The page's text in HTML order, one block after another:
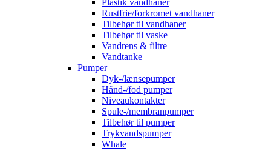
Plastik vandhaner
Rustfrie/forkromet vandhaner
Tilbehør til vandhaner
Tilbehør til vaske
Vandrens & filtre
Vandtanke
Pumper
Dyk-/lænsepumper
Hånd-/fod pumper
Niveaukontakter
Spule-/membranpumper
Tilbehør til pumper
Trykvandspumper
Whale